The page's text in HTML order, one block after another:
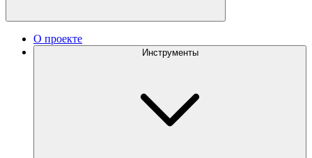
О проекте
Инструменты